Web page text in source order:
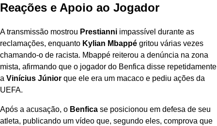
Reações e Apoio ao Jogador
A transmissão mostrou Prestianni impassível durante as
reclamações, enquanto Kylian Mbappé gritou várias vezes
chamando-o de racista. Mbappé reiterou a denúncia na zona
mista, afirmando que o jogador do Benfica disse repetidamente
a Vinícius Júnior que ele era um macaco e pediu ações da
UEFA.
Após a acusação, o Benfica se posicionou em defesa de seu
atleta, publicando um vídeo que, segundo eles, comprova que